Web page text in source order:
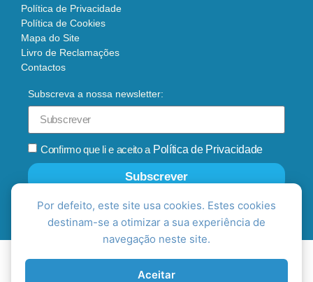
Por defeito, este site usa cookies. Estes cookies
destinam-se a otimizar a sua experiência de
navegação neste site.
Aceitar
Política de Privacidade
Política de Cookies
Mapa do Site
Livro de Reclamações
Contactos
Subscreva a nossa newsletter:
Confirmo que li e aceito a Política de Privacidade
Subscrever